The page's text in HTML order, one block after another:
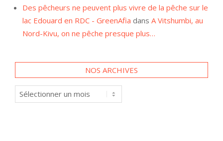
lac Edouard en RDC - GreenAfiadansA Vitshumbi, au
Nord-Kivu, on ne pêche presque plus…
Nos
archives